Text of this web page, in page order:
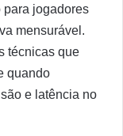
para jogadores
mensurável.
técnicas que
quando
e latência no